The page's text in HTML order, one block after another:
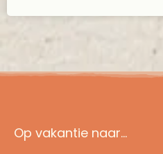
Op vakantie naar...